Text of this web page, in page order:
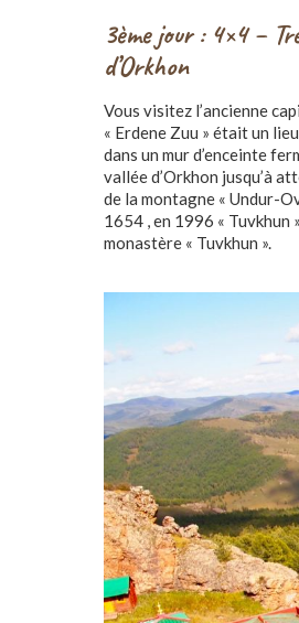
3ème jour : 4×4 –
d’Orkhon
Vous visitez l’ancienne
« Erdene Zuu » était un
dans un mur d’enceinte
vallée d’Orkhon jusqu’à
de la montagne « Undur-
1654 , en 1996 « Tuvkhun
monastère « Tuvkhun ».